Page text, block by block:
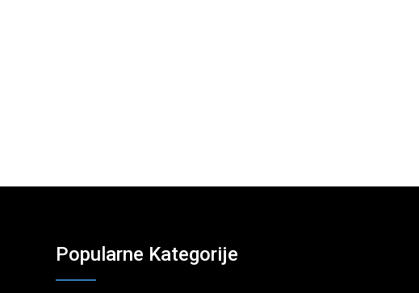
Popularne Kategorije